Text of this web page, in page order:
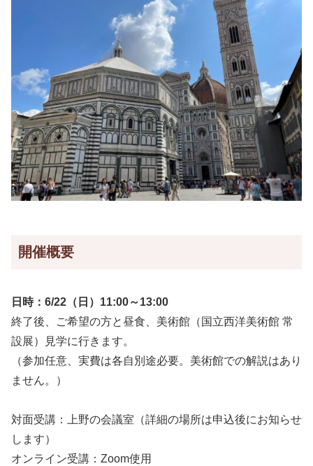
開催概要
日時：6/22（日）11:00～13:00
終了後、ご希望の方と昼食、美術館（国立西洋美術館 常
設展）見学に行きます。
（参加任意、実費は各自別途必要。美術館での解説はあり
ません。）
対面受講：上野の会議室（詳細の場所は申込後にお知らせ
します）
オンライン受講：Zoom使用